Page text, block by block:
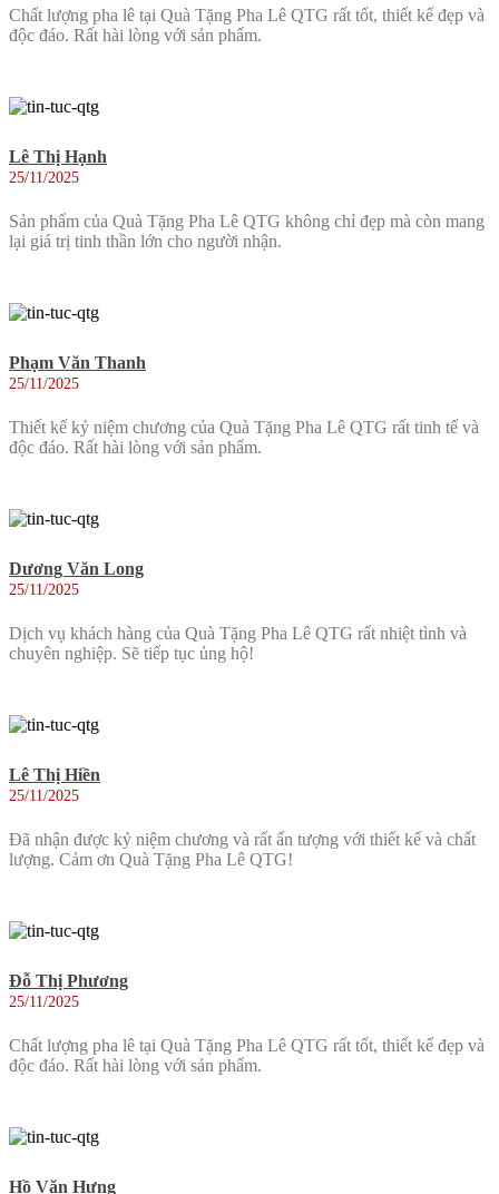
Chất lượng pha lê tại Quà Tặng Pha Lê QTG rất tốt, thiết kế đẹp và
độc đáo. Rất hài lòng với sản phẩm.
Lê Thị Hạnh
25/11/2025
Sản phẩm của Quà Tặng Pha Lê QTG không chỉ đẹp mà còn mang
lại giá trị tinh thần lớn cho người nhận.
Phạm Văn Thanh
25/11/2025
Thiết kế kỷ niệm chương của Quà Tặng Pha Lê QTG rất tinh tế và
độc đáo. Rất hài lòng với sản phẩm.
Dương Văn Long
25/11/2025
Dịch vụ khách hàng của Quà Tặng Pha Lê QTG rất nhiệt tình và
chuyên nghiệp. Sẽ tiếp tục ủng hộ!
Lê Thị Hiền
25/11/2025
Đã nhận được kỷ niệm chương và rất ấn tượng với thiết kế và chất
lượng. Cảm ơn Quà Tặng Pha Lê QTG!
Đỗ Thị Phương
25/11/2025
Chất lượng pha lê tại Quà Tặng Pha Lê QTG rất tốt, thiết kế đẹp và
độc đáo. Rất hài lòng với sản phẩm.
Hồ Văn Hưng